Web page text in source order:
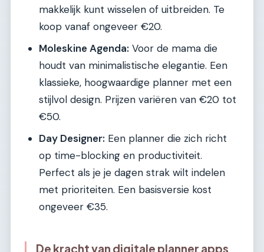
makkelijk kunt wisselen of uitbreiden. Te
koop vanaf ongeveer €20.
Moleskine Agenda: Voor de mama die
houdt van minimalistische elegantie. Een
klassieke, hoogwaardige planner met een
stijlvol design. Prijzen variëren van €20 tot
€50.
Day Designer: Een planner die zich richt
op time-blocking en productiviteit.
Perfect als je je dagen strak wilt indelen
met prioriteiten. Een basisversie kost
ongeveer €35.
De kracht van digitale planner apps